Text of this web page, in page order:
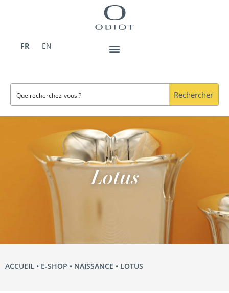
FR
EN
Rechercher
Lotus
ACCUEIL • E‑SHOP • NAISSANCE • LOTUS